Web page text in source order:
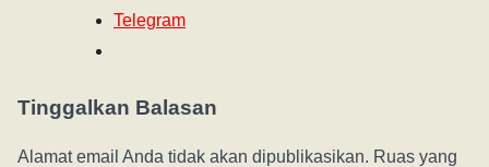
Telegram
Tinggalkan Balasan
Alamat email Anda tidak akan dipublikasikan. Ruas yang